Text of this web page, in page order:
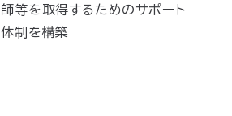
師等を取得するためのサポート
体制を構築